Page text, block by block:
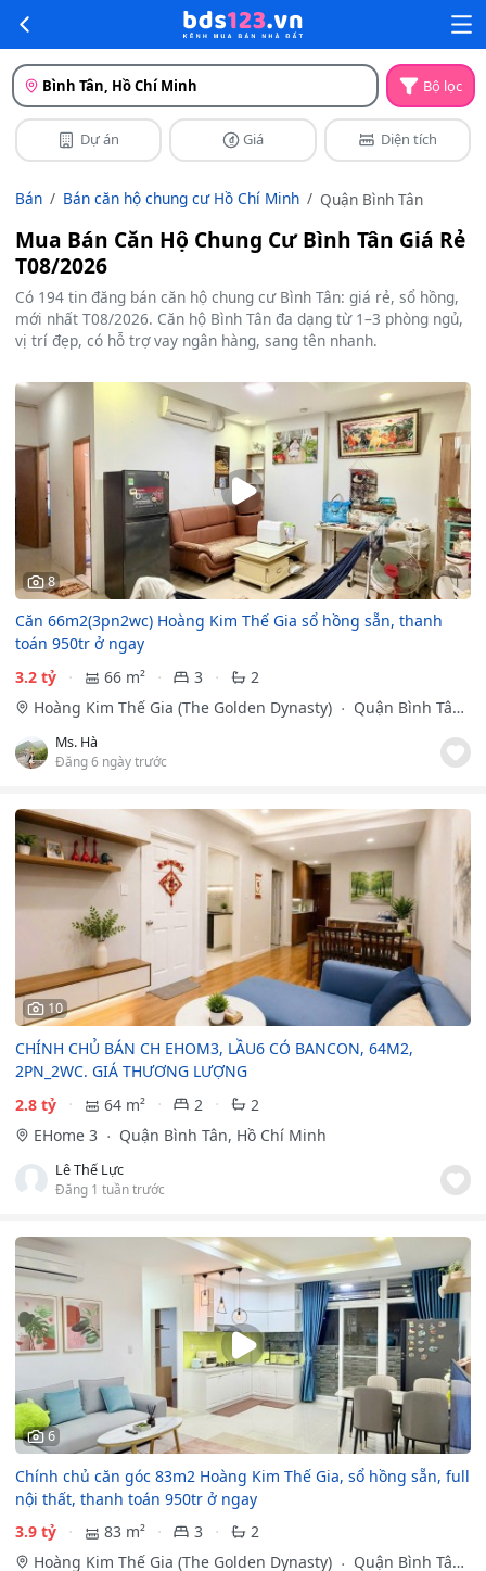
Bình Tân, Hồ Chí Minh Bộ lọc
Dự án Giá Diện tích
Bán Bán căn hộ chung cư Hồ Chí Minh Quận Bình Tân
Mua Bán Căn Hộ Chung Cư Bình Tân Giá Rẻ
T08/2026
Có 194 tin đăng bán căn hộ chung cư Bình Tân: giá rẻ, sổ hồng,
mới nhất T08/2026. Căn hộ Bình Tân đa dạng từ 1–3 phòng ngủ,
vị trí đẹp, có hỗ trợ vay ngân hàng, sang tên nhanh.
8
Căn 66m2(3pn2wc) Hoàng Kim Thế Gia sổ hồng sẵn, thanh
toán 950tr ở ngay
3.2 tỷ
66 m² 3
2
Hoàng Kim Thế Gia (The Golden Dynasty)
Quận Bình Tân,
Ms. Hà
Đăng 6 ngày trước
10
CHÍNH CHỦ BÁN CH EHOM3, LẦU6 CÓ BANCON, 64M2,
2PN_2WC. GIÁ THƯƠNG LƯỢNG
2.8 tỷ
64 m² 2
2
EHome 3
Quận Bình Tân, Hồ Chí Minh
Lê Thế Lực
Đăng 1 tuần trước
6
Chính chủ căn góc 83m2 Hoàng Kim Thế Gia, sổ hồng sẵn, full
nội thất, thanh toán 950tr ở ngay
3.9 tỷ
83 m² 3
2
Hoàng Kim Thế Gia (The Golden Dynasty)
Quận Bình Tân,